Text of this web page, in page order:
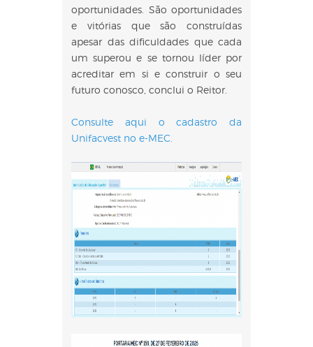
oportunidades. São oportunidades
e vitórias que são construídas
apesar das dificuldades que cada
um superou e se tornou líder por
acreditar em si e construir o seu
futuro conosco, conclui o Reitor.
Consulte aqui o cadastro da
Unifacvest no e-MEC.